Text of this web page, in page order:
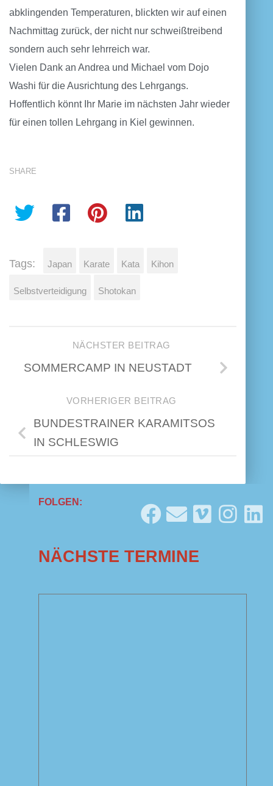
abklingenden Temperaturen, blickten wir auf einen
Nachmittag zurück, der nicht nur schweißtreibend
sondern auch sehr lehrreich war.
Vielen Dank an Andrea und Michael vom Dojo
Washi für die Ausrichtung des Lehrgangs.
Hoffentlich könnt Ihr Marie im nächsten Jahr wieder
für einen tollen Lehrgang in Kiel gewinnen.
SHARE
Tags: Japan Karate Kata Kihon
Selbstverteidigung Shotokan
NÄCHSTER BEITRAG
SOMMERCAMP IN NEUSTADT
VORHERIGER BEITRAG
BUNDESTRAINER KARAMITSOS
IN SCHLESWIG
FOLGEN:
NÄCHSTE TERMINE